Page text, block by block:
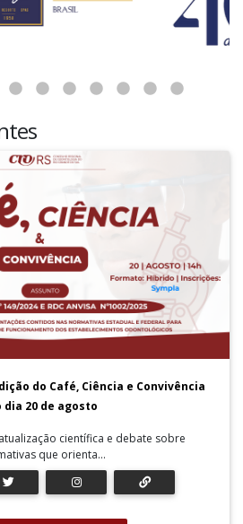
do Café, Ciência e Convivência
dia 20 de agosto
científica e debate sobre
que orienta...